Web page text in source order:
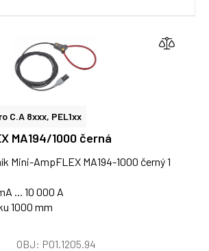
C.A 8xxx, PEL1xx
MA194/1000 černá
Mini-AmpFLEX MA194-1000 černý 1
... 10 000 A
1000 mm
OBJ: P01.1205.94